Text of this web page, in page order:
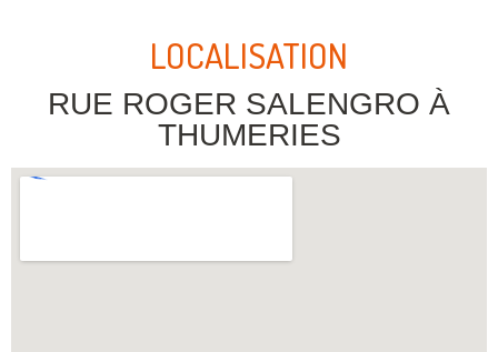
LOCALISATION
RUE ROGER SALENGRO À
THUMERIES